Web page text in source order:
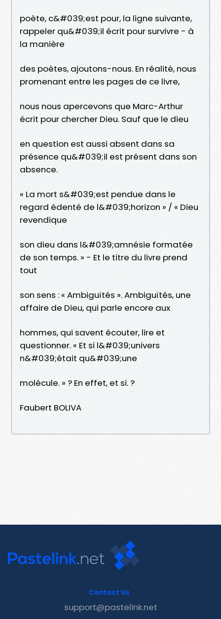
poète, c&#039;est pour, la ligne suivante,
rappeler qu&#039;il écrit pour survivre - à
la manière
des poètes, ajoutons-nous. En réalité, nous
promenant entre les pages de ce livre,
nous nous apercevons que Marc-Arthur
écrit pour chercher Dieu. Sauf que le dieu
en question est aussi absent dans sa
présence qu&#039;il est présent dans son
absence.
« La mort s&#039;est pendue dans le
regard édenté de l&#039;horizon » / « Dieu
revendique
son dieu dans l&#039;amnésie formatée
de son temps. » - Et le titre du livre prend
tout
son sens : « Ambiguïtés ». Ambiguïtés, une
affaire de Dieu, qui parle encore aux
hommes, qui savent écouter, lire et
questionner. « Et si l&#039;univers
n&#039;était qu&#039;une
molécule. » ? En effet, et si. ?
Faubert BOLIVA
Contact Us
support@pastelink.net